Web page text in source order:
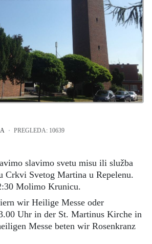
PREGLEDA: 10639
slavimo svetu misu ili služba
Crkvi Svetog Martina u Repelenu.
Molimo Krunicu.
wir Heilige Messe oder
Uhr in der St. Martinus Kirche in
Messe beten wir Rosenkranz